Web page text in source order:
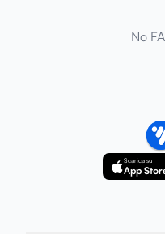
No
Scarica su
App